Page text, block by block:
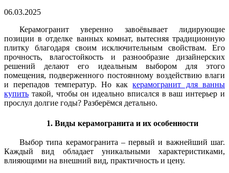
06.03.2025
Керамогранит уверенно завоёвывает лидирующие
позиции в отделке ванных комнат, вытесняя традиционную
плитку благодаря своим исключительным свойствам. Его
прочность, влагостойкость и разнообразие дизайнерских
решений делают его идеальным выбором для этого
помещения, подверженного постоянному воздействию влаги
и перепадов температур. Но каккерамогранит для ванны
купить такой, чтобы он идеально вписался в ваш интерьер и
прослул долгие годы? Разберёмся детально.
1. Виды керамогранита и их особенности
Выбор типа керамогранита – первый и важнейший шаг.
Каждый вид обладает уникальными характеристиками,
влияющими на внешний вид, практичность и цену.